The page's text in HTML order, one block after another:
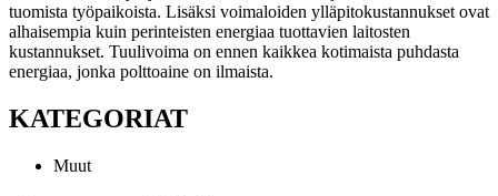
tuomista työpaikoista. Lisäksi voimaloiden ylläpitokustannukset ovat
alhaisempia kuin perinteisten energiaa tuottavien laitosten
kustannukset. Tuulivoima on ennen kaikkea kotimaista puhdasta
energiaa, jonka polttoaine on ilmaista.
KATEGORIAT
Muut